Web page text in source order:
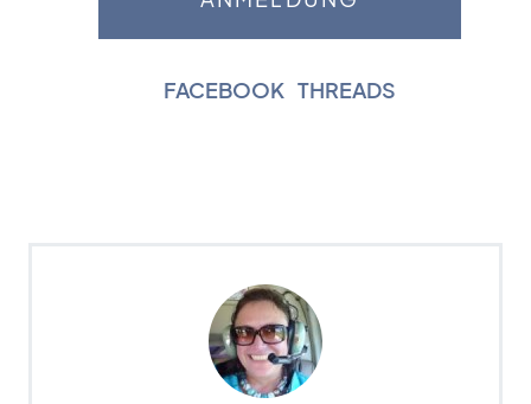
FACEBOOK THREADS